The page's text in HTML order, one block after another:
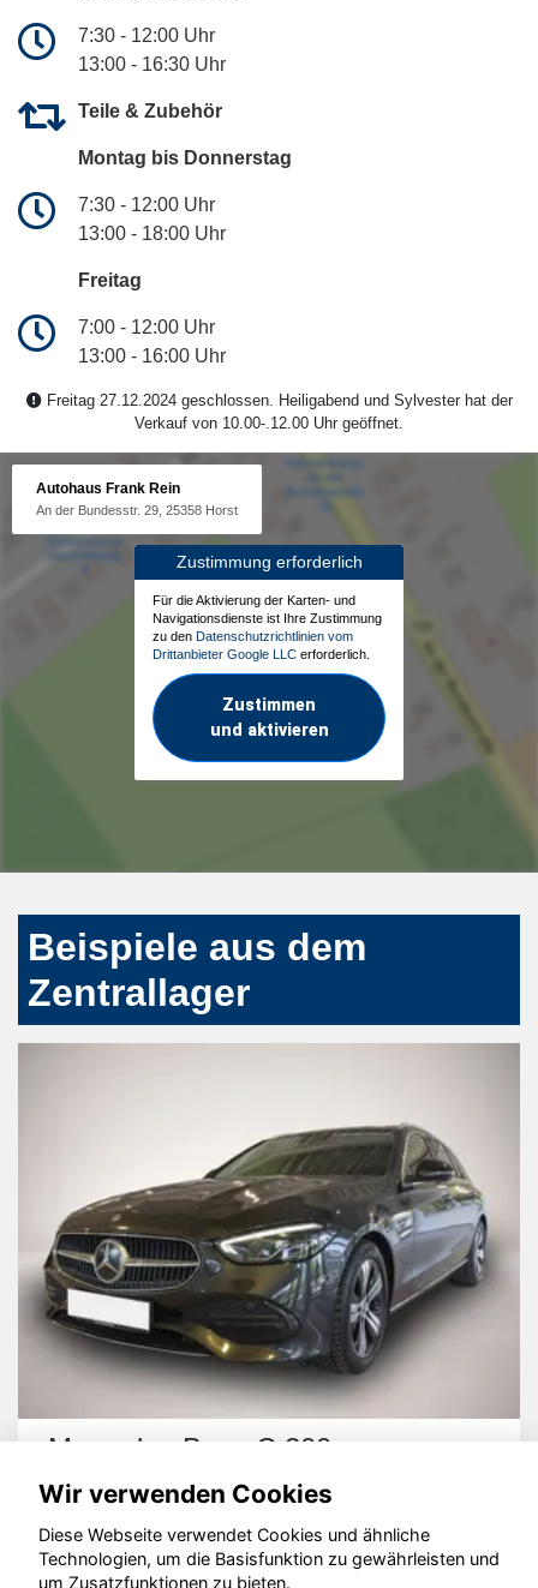
7:30 - 12:00 Uhr
13:00 - 16:30 Uhr
Teile & Zubehör
Montag bis Donnerstag
7:30 - 12:00 Uhr
13:00 - 18:00 Uhr
Freitag
7:00 - 12:00 Uhr
13:00 - 16:00 Uhr
Freitag 27.12.2024 geschlossen. Heiligabend und Sylvester hat der
Verkauf von 10.00-.12.00 Uhr geöffnet.
Autohaus Frank Rein
An der Bundesstr. 29, 25358 Horst
Zustimmung erforderlich
Für die Aktivierung der Karten- und
Navigationsdienste ist Ihre Zustimmung
zu den Datenschutzrichtlinien vom
Drittanbieter Google LLC erforderlich.
Zustimmen
und aktivieren
Beispiele aus dem
Zentrallager
Mercedes-Benz C 200
© konjunkturmotor.de GmbH 2020 - 2026
Wir verwenden Cookies
Diese Webseite verwendet Cookies und ähnliche
Technologien, um die Basisfunktion zu gewährleisten und
um Zusatzfunktionen zu bieten.